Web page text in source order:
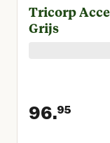
Tricorp
Grijs
96.95